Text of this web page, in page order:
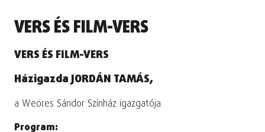
VERS ÉS FILM-VERS
VERS ÉS FILM-VERS
Házigazda JORDÁN TAMÁS,
a Weöres Sándor Színház igazgatója
Program: